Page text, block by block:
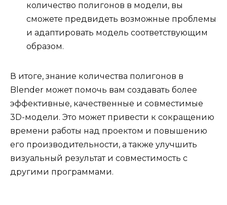
количество полигонов в модели, вы
сможете предвидеть возможные проблемы
и адаптировать модель соответствующим
образом.
В итоге, знание количества полигонов в
Blender может помочь вам создавать более
эффективные, качественные и совместимые
3D-модели. Это может привести к сокращению
времени работы над проектом и повышению
его производительности, а также улучшить
визуальный результат и совместимость с
другими программами.